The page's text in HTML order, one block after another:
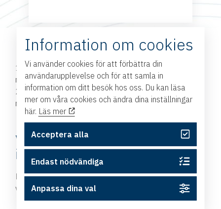
Priser:
19 900 kr ex. moms per person och år för
medlemsföretag
24 900 kr ex. moms per person och år för icke
medlemsföretag
Vill du veta mer eller anmäla
intresse?
Hör av dig till oss på Handelskammaren – så berättar
vi mer.
Information om cookies
Vi använder cookies för att förbättra din
användarupplevelse och för att samla in
information om ditt besök hos oss. Du kan läsa
mer om våra cookies och ändra dina inställningar
här. Läs mer
Acceptera alla
Endast nödvändiga
Anpassa dina val